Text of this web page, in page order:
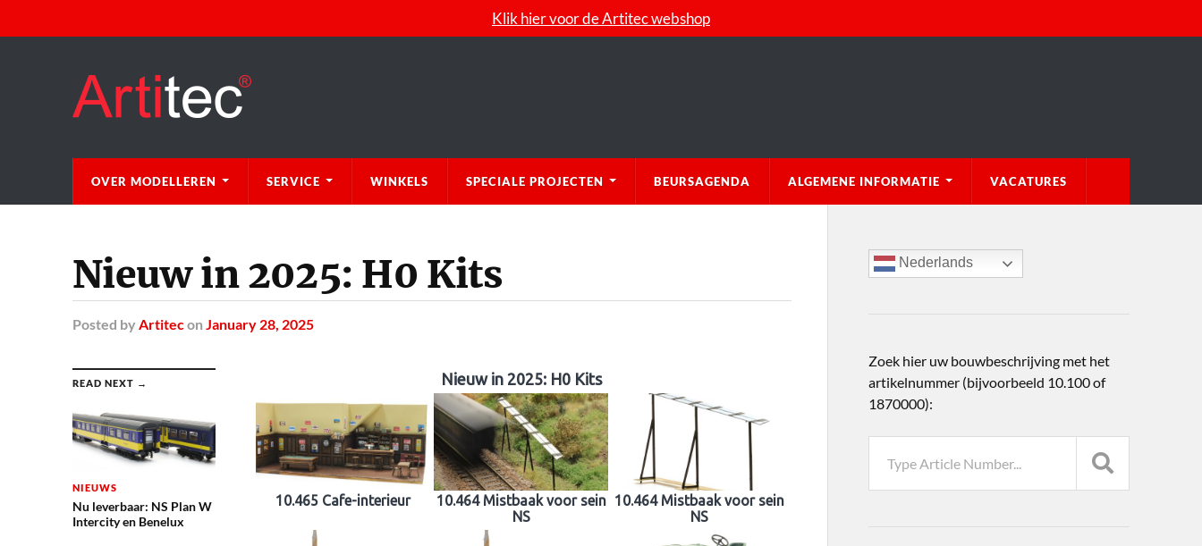
Klik hier voor de Artitec webshop
OVER MODELLEREN SERVICE WINKELS SPECIALE PROJECTEN BEURSAGENDA ALGEMENE INFORMATIE VACATURES
Nieuw in 2025: H0 Kits
Posted by Artitecon January 28, 2025
READ NEXT →
NIEUWS
Nu leverbaar: NS Plan W
Intercity en Benelux
Nieuw in 2025: H0 Kits
10.465 Cafe-interieur
10.464 Mistbaak voor sein
NS
10.464 Mistbaak voor sein
NS
Nederlands
Zoek hier uw bouwbeschrijving met het
artikelnummer (bijvoorbeeld 10.100 of
1870000):